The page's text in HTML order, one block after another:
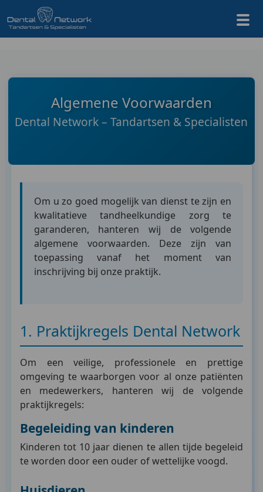
Algemene Voorwaarden
Dental Network – Tandartsen & Specialisten
Om u zo goed mogelijk van dienst te zijn en
kwalitatieve tandheelkundige zorg te
garanderen, hanteren wij de volgende
algemene voorwaarden. Deze zijn van
toepassing vanaf het moment van
inschrijving bij onze praktijk.
1. Praktijkregels Dental Network
Om een veilige, professionele en prettige
omgeving te waarborgen voor al onze patiënten
en medewerkers, hanteren wij de volgende
praktijkregels:
Begeleiding van kinderen
Kinderen tot 10 jaar dienen te allen tijde begeleid
te worden door een ouder of wettelijke voogd.